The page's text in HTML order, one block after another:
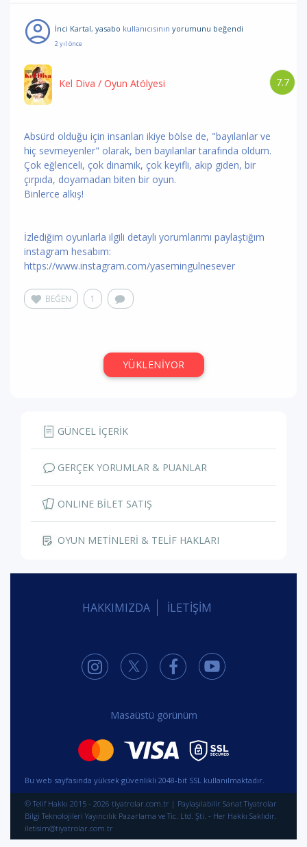
İnci Kartal, yasabo kullanıcısının yorumunu beğendi
2 yıl önce
7.7
Kel Diva / Oyun Atölyesi
Absürd olduğu için insanları ikiye bölse de, "bayılanlar ve
hiç sevmeyenler" olarak, ben bayılanlar tarafında oldum.
Çok eğlenceli, çok dinamik, çok keyifli, akıp giden, bir
çırpıda, doyamadan biten bir oyun.
Binlerce alkış!
İzlediğim oyunlarla ilgili detaylı yorumlarımı paylaştığım
instagram hesabım:
https://www.instagram.com/yasemingulnesever
BEĞEN 1
İnci Kartal , tiyatroyualkışladı
İnci Kartal , tiyatro izledi
7.8
Aşk Biter Mi?/ Çolpan İlhan & Sadri Alışık
Tiyatrosu